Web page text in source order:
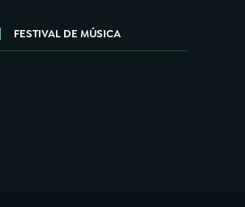
FESTIVAL DE MÚSICA